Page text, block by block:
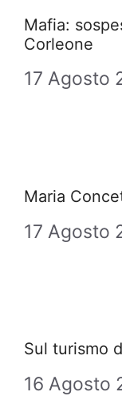
Mafia:
Corleone
17 Agosto
Maria
17 Agosto
Sul turismo
16 Agosto